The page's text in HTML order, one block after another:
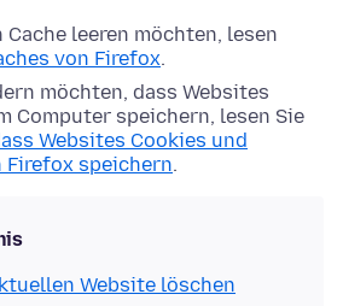
Cache leeren möchten, lesen
von Firefox.
möchten, dass Websites
Computer speichern, lesen Sie
Websites Cookies und
Firefox speichern.
Website löschen